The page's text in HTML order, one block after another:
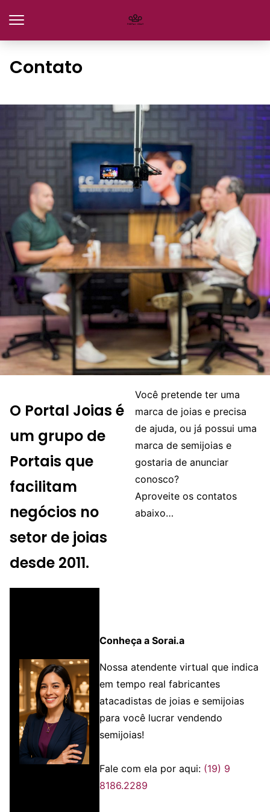
Contato
O Portal Joias é
um grupo de
Portais que
facilitam
negócios no
setor de joias
desde 2011.
Você pretende ter uma
marca de joias e precisa
de ajuda, ou já possui uma
marca de semijoias e
gostaria de anunciar
conosco?
Aproveite os contatos
abaixo…
Conheça a Sorai.a
Nossa atendente virtual que indica
em tempo real fabricantes
atacadistas de joias e semijoias
para você lucrar vendendo
semijoias!
Fale com ela por aqui: (19) 9
8186.2289